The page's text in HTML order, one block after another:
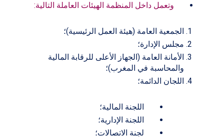
وتعمل داخل المنظمة الهيئات العاملة التالية:
الجمعية العامة (هيئة العمل الرئيسية)؛
مجلس الإدارة؛
الأمانة العامة (الجهاز الأعلى للرقابة المالية
والمحاسبة في المغرب)؛
اللجان الدائمة؛
اللجنة المالية؛
اللجنة الإدارية؛
لجنة الاتصالات؛